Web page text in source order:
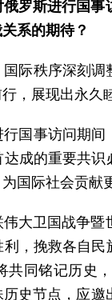
罗斯进行国
系的期待？
际秩序深刻
，展现出永
国事访问期
成的重要共
国际社会贡献
大卫国战争
，挽救各自
共同铭记历史
史节点，应